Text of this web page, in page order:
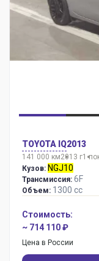
TOYOTA IQ2013
141 000 км2013 г1
Кузов: NGJ10
Трансмиссия: 6F
Объем: 1300 сс
Стоимость:
~ 714 110 ₽
Цена в России